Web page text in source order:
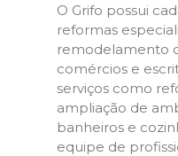
O Grifo possui
reformas
remodelamento
comércios e
serviços como
ampliação de
banheiros e
equipe de